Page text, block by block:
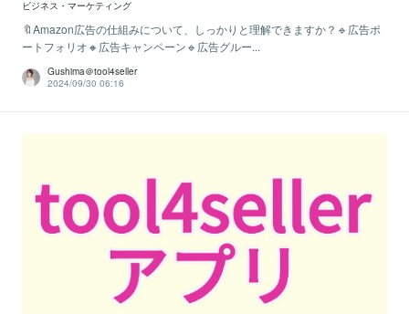
ビジネス・マーケティング
🔖Amazon広告の仕組みについて、しっかりと理解できますか？🔹広告ポ
ートフォリオ🔸広告キャンペーン🔹広告グルー...
Gushima＠tool4seller
2024/09/30 06:16